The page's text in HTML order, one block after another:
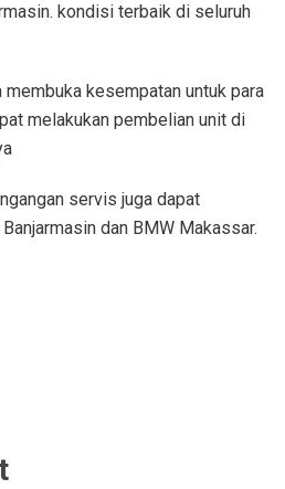
kondisi terbaik di seluruh
kesempatan untuk para
melakukan pembelian unit di
servis juga dapat
dan BMW Makassar.